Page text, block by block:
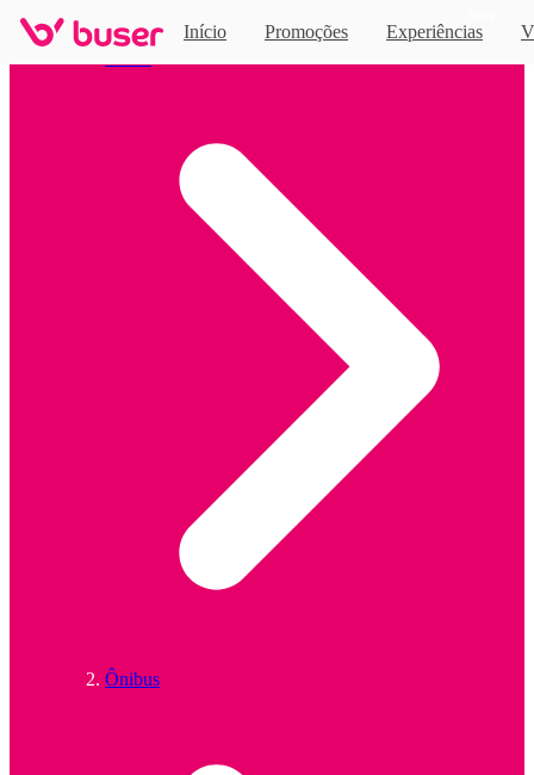
Início Promoções Experiências
Ônibus